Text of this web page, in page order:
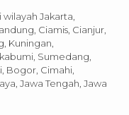
Jakarta,
Bogor, Cimahi,